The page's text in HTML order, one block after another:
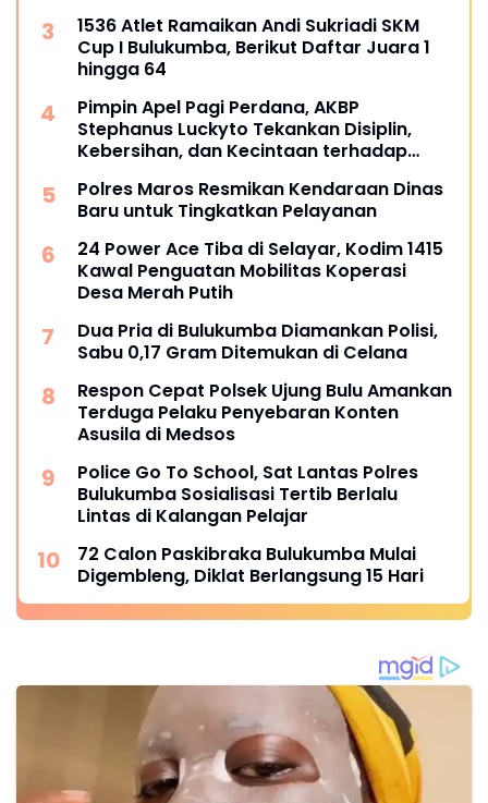
1536 Atlet Ramaikan Andi Sukriadi SKM
Cup I Bulukumba, Berikut Daftar Juara 1
hingga 64
Pimpin Apel Pagi Perdana, AKBP
Stephanus Luckyto Tekankan Disiplin,
Kebersihan, dan Kecintaan terhadap
Polres Maros Resmikan Kendaraan Dinas
Baru untuk Tingkatkan Pelayanan
24 Power Ace Tiba di Selayar, Kodim 1415
Kawal Penguatan Mobilitas Koperasi
Desa Merah Putih
Dua Pria di Bulukumba Diamankan Polisi,
Sabu 0,17 Gram Ditemukan di Celana
Respon Cepat Polsek Ujung Bulu Amankan
Terduga Pelaku Penyebaran Konten
Asusila di Medsos
Police Go To School, Sat Lantas Polres
Bulukumba Sosialisasi Tertib Berlalu
Lintas di Kalangan Pelajar
72 Calon Paskibraka Bulukumba Mulai
Digembleng, Diklat Berlangsung 15 Hari